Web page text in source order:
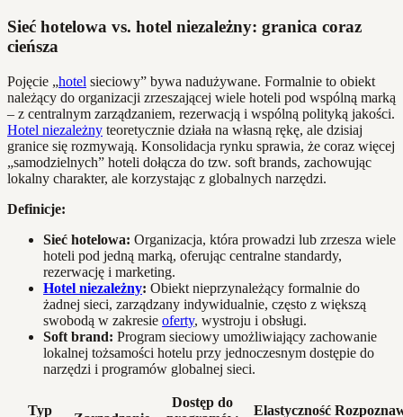
Sieć hotelowa vs. hotel niezależny: granica coraz
cieńsza
Pojęcie „hotel sieciowy” bywa nadużywane. Formalnie to obiekt
należący do organizacji zrzeszającej wiele hoteli pod wspólną marką
– z centralnym zarządzaniem, rezerwacją i wspólną polityką jakości.
Hotel niezależny teoretycznie działa na własną rękę, ale dzisiaj
granice się rozmywają. Konsolidacja rynku sprawia, że coraz więcej
„samodzielnych” hoteli dołącza do tzw. soft brands, zachowując
lokalny charakter, ale korzystając z globalnych narzędzi.
Definicje:
Sieć hotelowa: Organizacja, która prowadzi lub zrzesza wiele
hoteli pod jedną marką, oferując centralne standardy,
rezerwację i marketing.
Hotel niezależny: Obiekt nieprzynależący formalnie do
żadnej sieci, zarządzany indywidualnie, często z większą
swobodą w zakresie oferty, wystroju i obsługi.
Soft brand: Program sieciowy umożliwiający zachowanie
lokalnej tożsamości hotelu przy jednoczesnym dostępie do
narzędzi i programów globalnej sieci.
Typ
Dostęp do
Elastyczność